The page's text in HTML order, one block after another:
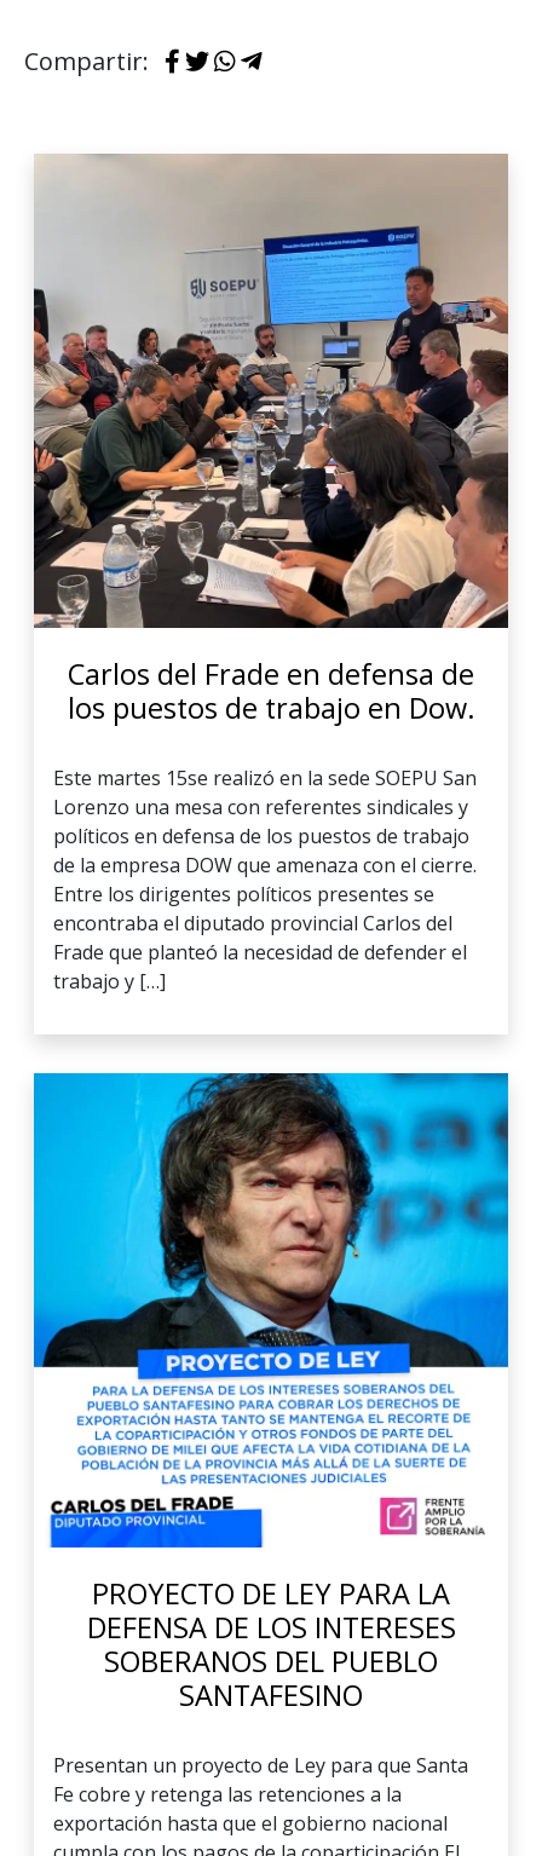
Compartir:
Carlos del Frade en defensa de
los puestos de trabajo en Dow.
Este martes 15se realizó en la sede SOEPU San
Lorenzo una mesa con referentes sindicales y
políticos en defensa de los puestos de trabajo
de la empresa DOW que amenaza con el cierre.
Entre los dirigentes políticos presentes se
encontraba el diputado provincial Carlos del
Frade que planteó la necesidad de defender el
trabajo y […]
PROYECTO DE LEY PARA LA
DEFENSA DE LOS INTERESES
SOBERANOS DEL PUEBLO
SANTAFESINO
Presentan un proyecto de Ley para que Santa
Fe cobre y retenga las retenciones a la
exportación hasta que el gobierno nacional